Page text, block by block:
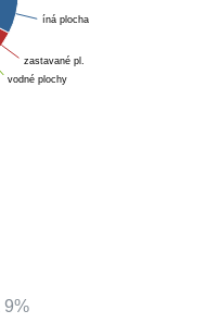
vodné plochy
zastavané pl.
íná plocha
9%